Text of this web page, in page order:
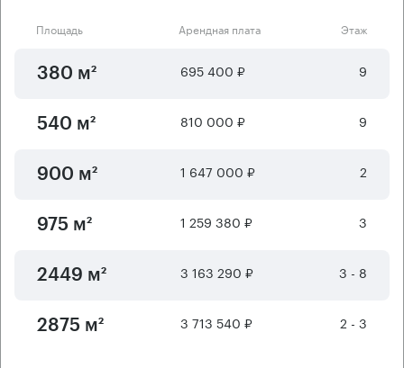
Площадь Арендная плата Этаж
380 м² 695 400 ₽ 9
540 м² 810 000 ₽ 9
900 м² 1 647 000 ₽ 2
975 м² 1 259 380 ₽ 3
2449 м² 3 163 290 ₽ 3 - 8
2875 м² 3 713 540 ₽ 2 - 3